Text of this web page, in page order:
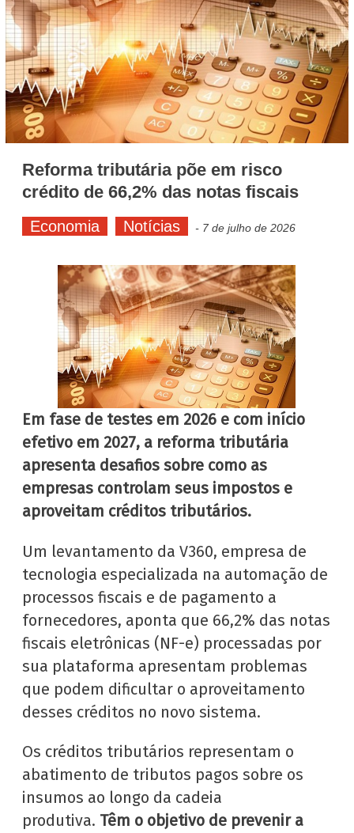
Turismo
Reforma tributária põe em risco
crédito de 66,2% das notas fiscais
Economia Notícias - 7 de julho de 2026
Em fase de testes em 2026 e com início
efetivo em 2027, a reforma tributária
apresenta desafios sobre como as
empresas controlam seus impostos e
aproveitam créditos tributários.
Um levantamento da V360, empresa de
tecnologia especializada na automação de
processos fiscais e de pagamento a
fornecedores, aponta que 66,2% das notas
fiscais eletrônicas (NF-e) processadas por
sua plataforma apresentam problemas
que podem dificultar o aproveitamento
desses créditos no novo sistema.
Os créditos tributários representam o
abatimento de tributos pagos sobre os
insumos ao longo da cadeia
produtiva. Têm o objetivo de prevenir a